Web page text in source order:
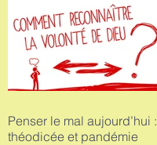
Penser le mal aujourd’hui :
théodicée et pandémie